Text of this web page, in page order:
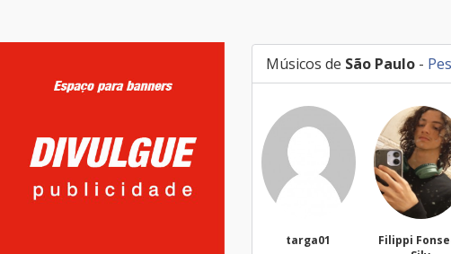
Músicos de São Paulo -
Filippi Fonseca